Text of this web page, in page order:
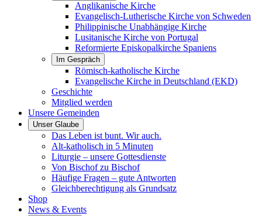
Anglikanische Kirche
Evangelisch-Lutherische Kirche von Schweden
Philippinische Unabhängige Kirche
Lusitanische Kirche von Portugal
Reformierte Episkopalkirche Spaniens
Im Gespräch
Römisch-katholische Kirche
Evangelische Kirche in Deutschland (EKD)
Geschichte
Mitglied werden
Unsere Gemeinden
Unser Glaube
Das Leben ist bunt. Wir auch.
Alt-katholisch in 5 Minuten
Liturgie – unsere Gottesdienste
Von Bischof zu Bischof
Häufige Fragen – gute Antworten
Gleichberechtigung als Grundsatz
Shop
News & Events